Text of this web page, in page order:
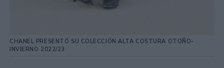
CHANEL PRESENTÓ SU COLECCIÓN ALTA COSTURA OTOÑO-
INVIERNO 2022/23